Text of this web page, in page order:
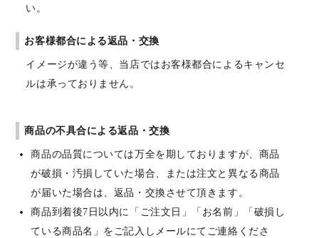
い。
お客様都合による返品・交換
イメージが違う等、当店ではお客様都合によるキャンセ
ルは承っておりません。
商品の不具合による返品・交換
商品の品質については万全を期しておりますが、商品
が破損・汚損していた場合、または注文と異なる商品
が届いた場合は、返品・交換させて頂きます。
商品到着後7日以内に「ご注文日」「お名前」「破損し
ている商品名」をご記入しメールにてご連絡くださ